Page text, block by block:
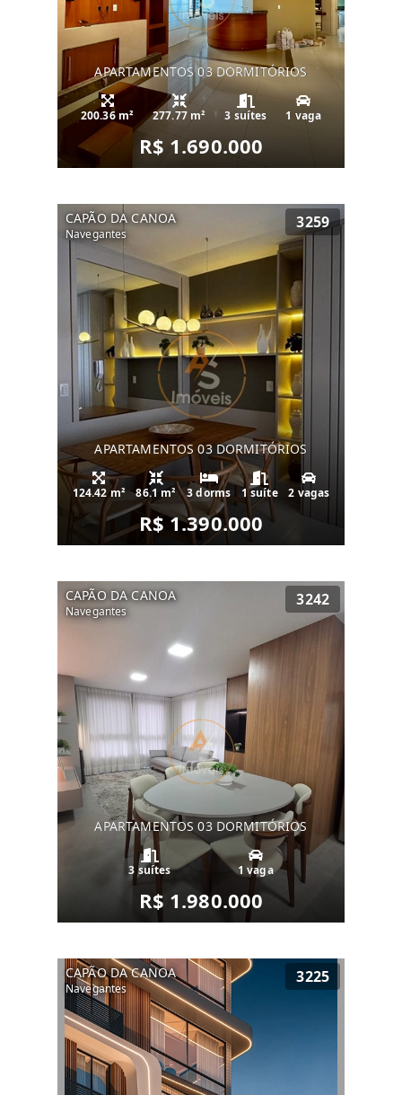
APARTAMENTOS 03 DORMITÓRIOS
200.36 m² 277.77 m² 3 suítes 1 vaga
R$ 1.690.000
CAPÃO DA CANOA
Navegantes
3259
APARTAMENTOS 03 DORMITÓRIOS
124.42 m² 86.1 m² 3 dorms 1 suíte 2 vagas
R$ 1.390.000
CAPÃO DA CANOA
Navegantes
3242
APARTAMENTOS 03 DORMITÓRIOS
3 suítes 1 vaga
R$ 1.980.000
CAPÃO DA CANOA
Navegantes
3225